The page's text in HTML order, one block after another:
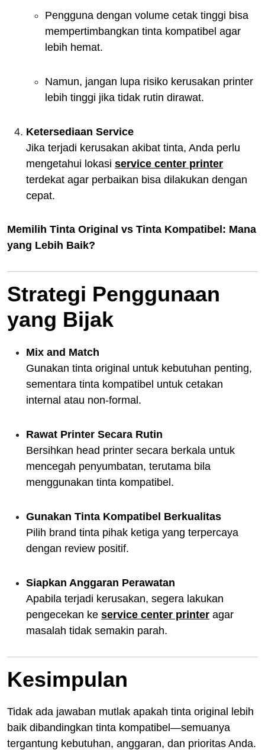
Pengguna dengan volume cetak tinggi bisa
mempertimbangkan tinta kompatibel agar
lebih hemat.
Namun, jangan lupa risiko kerusakan printer
lebih tinggi jika tidak rutin dirawat.
Ketersediaan Service
Jika terjadi kerusakan akibat tinta, Anda perlu
mengetahui lokasi service center printer
terdekat agar perbaikan bisa dilakukan dengan
cepat.
Memilih Tinta Original vs Tinta Kompatibel: Mana
yang Lebih Baik?
Strategi Penggunaan
yang Bijak
Mix and Match
Gunakan tinta original untuk kebutuhan penting,
sementara tinta kompatibel untuk cetakan
internal atau non-formal.
Rawat Printer Secara Rutin
Bersihkan head printer secara berkala untuk
mencegah penyumbatan, terutama bila
menggunakan tinta kompatibel.
Gunakan Tinta Kompatibel Berkualitas
Pilih brand tinta pihak ketiga yang terpercaya
dengan review positif.
Siapkan Anggaran Perawatan
Apabila terjadi kerusakan, segera lakukan
pengecekan ke service center printer agar
masalah tidak semakin parah.
Kesimpulan
Tidak ada jawaban mutlak apakah tinta original lebih
baik dibandingkan tinta kompatibel—semuanya
tergantung kebutuhan, anggaran, dan prioritas Anda.